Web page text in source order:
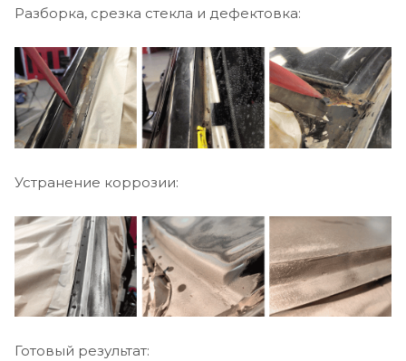
Разборка, срезка стекла и дефектовка:
Устранение коррозии:
Готовый результат: